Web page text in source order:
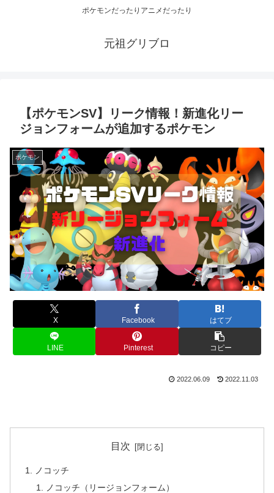
ポケモンだったりアニメだったり
元祖グリブロ
【ポケモンSV】リーク情報！新進化リー
ジョンフォームが追加するポケモン
ポケモン
X Facebook はてブ
LINE Pinterest コピー
2022.06.09 2022.11.03
目次
ノコッチ
ノコッチ（リージョンフォーム）